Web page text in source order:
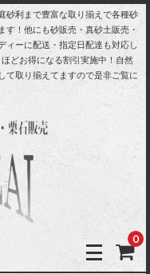
砂利まで豊富な取り揃えで各種砂
す！他にも砂販売・真砂土販売・
ィーに配送・指定日配達も対応し
どお得になる割引実施中！自然
て取り揃えてますので是非ご覧に
0